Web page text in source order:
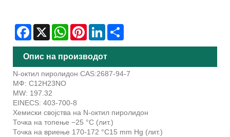
Facebook
X WhatsAppPinterestLinkedIn
Опис на производот
N-октил пиролидон CAS:2687-94-7
МФ: C12H23NO
MW: 197.32
EINECS: 403-700-8
Хемиски својства на N-октил пиролидон
Точка на топење −25 °C (лит.)
Точка на вриење 170-172 °C15 mm Hg (лит.)